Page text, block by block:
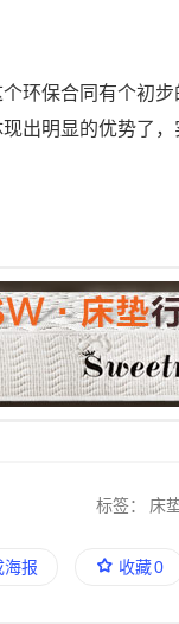
环保合同有个初
出明显的优势了
标签： 床
海报 收藏0